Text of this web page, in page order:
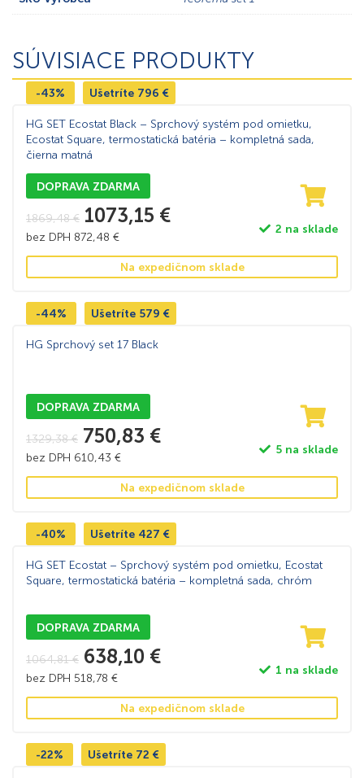
SÚVISIACE PRODUKTY
-43% Ušetríte 796 €
HG SET Ecostat Black – Sprchový systém pod omietku,
Ecostat Square, termostatická batéria – kompletná sada,
čierna matná
DOPRAVA ZDARMA
1869,48€ 1073,15 €
bez DPH 872,48 €
2 na sklade
Na expedičnom sklade
-44% Ušetríte 579 €
HG Sprchový set 17 Black
DOPRAVA ZDARMA
1329,38€ 750,83 €
bez DPH 610,43 €
5 na sklade
Na expedičnom sklade
-40% Ušetríte 427 €
HG SET Ecostat – Sprchový systém pod omietku, Ecostat
Square, termostatická batéria – kompletná sada, chróm
DOPRAVA ZDARMA
1064,81€ 638,10 €
bez DPH 518,78 €
1 na sklade
Na expedičnom sklade
-22% Ušetríte 72 €